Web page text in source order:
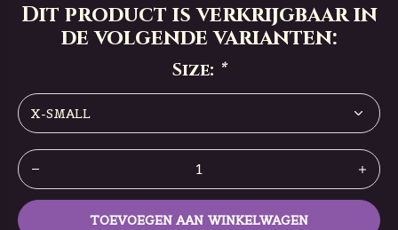
Dit product is verkrijgbaar in
de volgende varianten:
Size: *
TOEVOEGEN AAN WINKELWAGEN